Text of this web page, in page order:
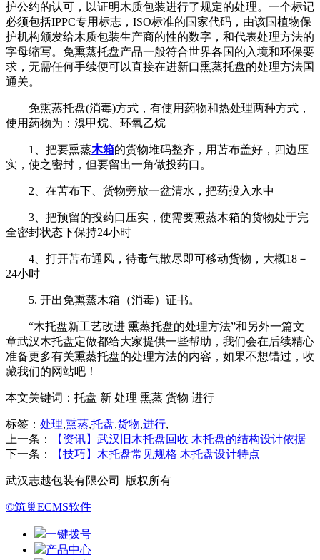
护公约的认可，以证明木质包装进行了规定的处理。一个标记
必须包括IPPC专用标志，ISO标准的国家代码，由该国植物保
护机构颁发给木质包装生产商的性的数字，和代表处理方法的
字母缩写。免熏蒸托盘产品一般符合世界各国的入境和环保要
求，无需任何手续便可以直接在进新口熏蒸托盘的处理方法国
通关。
免熏蒸托盘(消毒)方式，有使用药物和热处理两种方式，
使用药物为：溴甲烷、环氧乙烷
1、把要熏蒸木箱的货物堆码整齐，用苫布盖好，四边压
实，使之密封，但要留出一角做投药口。
2、在苫布下、货物旁放一盆清水，把药投入水中
3、把预留的投药口压实，使需要熏蒸木箱的货物处于完
全密封状态下保持24小时
4、打开苫布通风，待毒气散尽即可移动货物，大概18－
24小时
5. 开出免熏蒸木箱（消毒）证书。
“木托盘新工艺改进 熏蒸托盘的处理方法”和另外一篇文
章武汉木托盘定做都给大家提供一些帮助，我们会在后续精心
准备更多有关熏蒸托盘的处理方法的内容，如果不想错过，收
藏我们的网站吧！
本文关键词： 托盘 新 处理 熏蒸 货物 进行
标签： 处理,熏蒸,托盘,货物,进行,
上一条：
【资讯】武汉旧木托盘回收 木托盘的结构设计依据
下一条：
【技巧】木托盘常见规格 木托盘设计特点
武汉志越包装有限公司 版权所有
©筑巢ECMS软件
一键拨号
产品中心